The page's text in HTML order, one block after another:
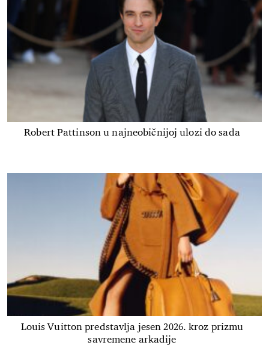
Robert Pattinson u najneobičnijoj ulozi do sada
Louis Vuitton predstavlja jesen 2026. kroz prizmu
savremene arkadije